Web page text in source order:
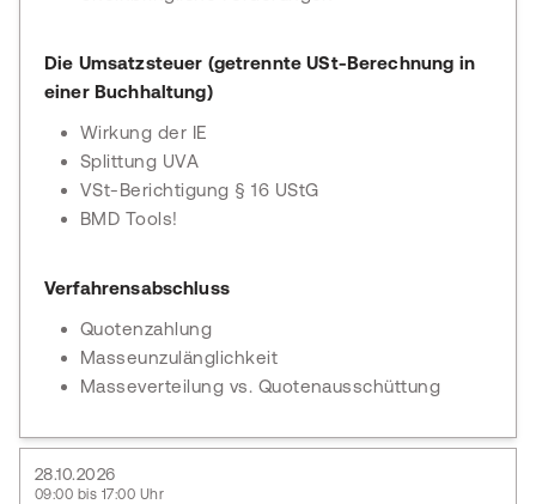
Die Umsatzsteuer (getrennte USt-Berechnung in
einer Buchhaltung)
Wirkung der IE
Splittung UVA
VSt-Berichtigung § 16 UStG
BMD Tools!
Verfahrensabschluss
Quotenzahlung
Masseunzulänglichkeit
Masseverteilung vs. Quotenausschüttung
28.10.2026
09:00 bis 17:00 Uhr